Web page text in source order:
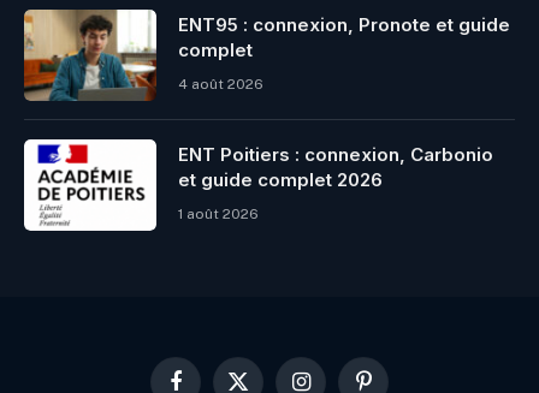
ENT95 : connexion, Pronote et guide
complet
4 août 2026
ENT Poitiers : connexion, Carbonio
et guide complet 2026
1 août 2026